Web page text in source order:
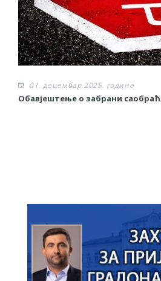
01. децембар 2025. године
Обавјештење о забрани